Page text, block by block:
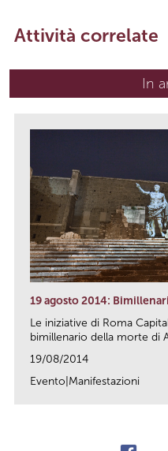
Attività correlate
In
19 agosto 2014:
Le iniziative di Roma
bimillenario della morte di
19/08/2014
Evento|Manifestazioni